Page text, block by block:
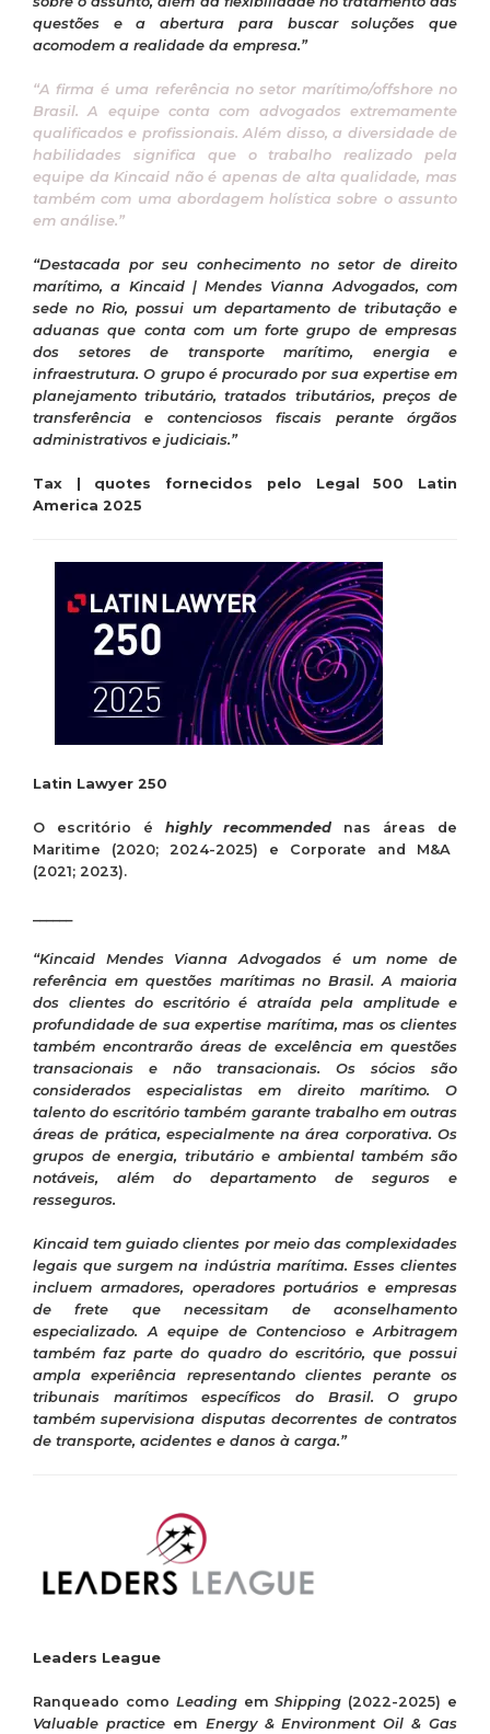
questões e a abertura para buscar soluções que
acomodem a realidade da empresa.”
“A firma é uma referência no setor marítimo/offshore no
Brasil. A equipe conta com advogados extremamente
qualificados e profissionais. Além disso, a diversidade de
habilidades significa que o trabalho realizado pela
equipe da Kincaid não é apenas de alta qualidade, mas
também com uma abordagem holística sobre o assunto
em análise.”
“Destacada por seu conhecimento no setor de direito
marítimo, a Kincaid | Mendes Vianna Advogados, com
sede no Rio, possui um departamento de tributação e
aduanas que conta com um forte grupo de empresas
dos setores de transporte marítimo, energia e
infraestrutura. O grupo é procurado por sua expertise em
planejamento tributário, tratados tributários, preços de
transferência e contenciosos fiscais perante órgãos
administrativos e judiciais.”
Tax | quotes fornecidos pelo Legal 500 Latin
America 2025
Latin Lawyer 250
O escritório é highly recommended nas
áreas de
Maritime (2020; 2024-2025) e Corporate and M&A
(2021; 2023).
______
“Kincaid Mendes Vianna Advogados é um nome de
referência em questões marítimas no Brasil. A maioria
dos clientes do escritório é atraída pela amplitude e
profundidade de sua expertise marítima, mas os clientes
também encontrarão áreas de excelência em questões
transacionais e não transacionais. Os sócios são
considerados especialistas em direito marítimo. O
talento do escritório também garante trabalho em outras
áreas de prática, especialmente na área corporativa. Os
grupos de energia, tributário e ambiental também são
notáveis, além do departamento de seguros e
resseguros.
Kincaid tem guiado clientes por meio das complexidades
legais que surgem na indústria marítima. Esses clientes
incluem armadores, operadores portuários e empresas
de frete que necessitam de aconselhamento
especializado. A equipe de Contencioso e Arbitragem
também faz parte do quadro do escritório, que possui
ampla experiência representando clientes perante os
tribunais marítimos específicos do Brasil. O grupo
também supervisiona disputas decorrentes de contratos
de transporte, acidentes e danos à carga.”
Leaders League
Ranqueado como Leadingem Shipping (2022-2025) e
Valuable practiceem Energy & Environment Oil & Gas